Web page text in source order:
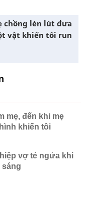
chồng lén lút đưa
vật khiến tôi run
mẹ, đến khi mẹ
khiến tôi
vợ té ngửa khi
sáng